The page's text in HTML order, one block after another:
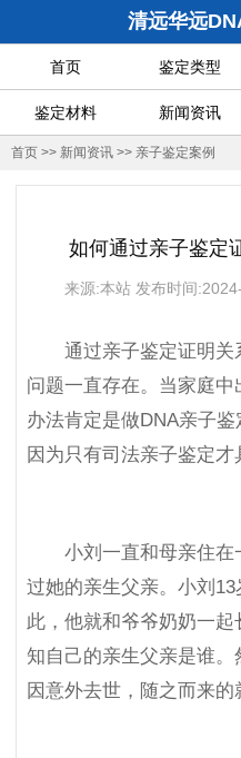
清远华远
首页 鉴定类型
鉴定材料 新闻资讯
首页 >> 新闻资讯 >> 亲子鉴定案例
如何通过亲子鉴定
来源:本站 发布时间
通过亲子鉴定证明关
问题一直存在。当家庭
办法肯定是做DNA亲子鉴
因为只有司法亲子鉴定才
小刘一直和母亲住在
过她的亲生父亲。小刘
此，他就和爷爷奶奶一
知自己的亲生父亲是谁
因意外去世，随之而来的